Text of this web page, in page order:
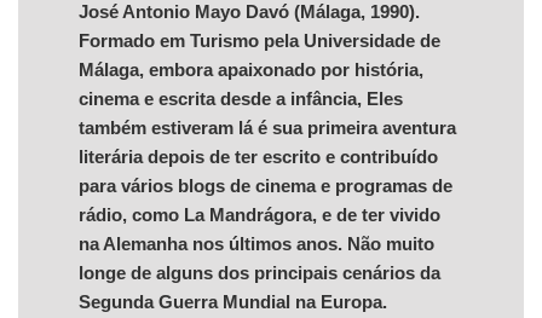
José Antonio Mayo Davó (Málaga, 1990).
Formado em Turismo pela Universidade de
Málaga, embora apaixonado por história,
cinema e escrita desde a infância, Eles
também estiveram lá é sua primeira aventura
literária depois de ter escrito e contribuído
para vários blogs de cinema e programas de
rádio, como La Mandrágora, e de ter vivido
na Alemanha nos últimos anos. Não muito
longe de alguns dos principais cenários da
Segunda Guerra Mundial na Europa.